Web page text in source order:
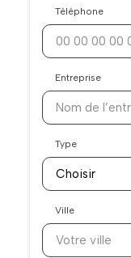
Téléphone
Entreprise
Type
Ville